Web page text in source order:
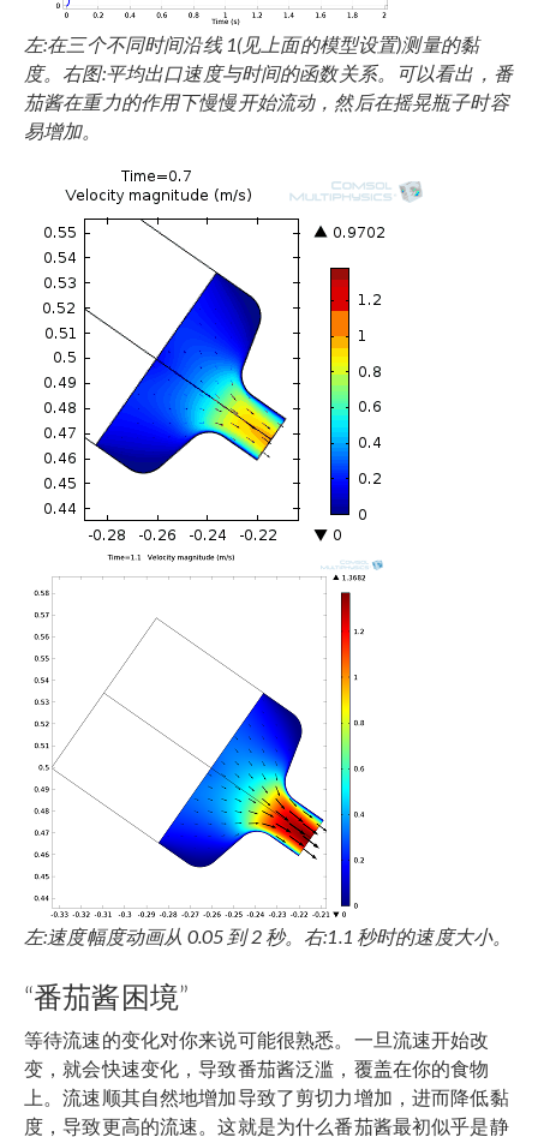
左:在三个不同时间沿线 1(见上面的模型设置)测量的黏
度。右图:平均出口速度与时间的函数关系。可以看出，番
茄酱在重力的作用下慢慢开始流动，然后在摇晃瓶子时容
易增加。
左:速度幅度动画从 0.05 到 2 秒。右:1.1 秒时的速度大小。
“番茄酱困境”
等待流速的变化对你来说可能很熟悉。一旦流速开始改
变，就会快速变化，导致番茄酱泛滥，覆盖在你的食物
上。流速顺其自然地增加导致了剪切力增加，进而降低黏
度，导致更高的流速。这就是为什么番茄酱最初似乎是静